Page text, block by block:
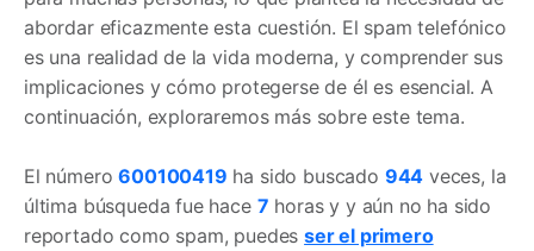
abordar eficazmente esta cuestión. El spam telefónico
es una realidad de la vida moderna, y comprender sus
implicaciones y cómo protegerse de él es esencial. A
continuación, exploraremos más sobre este tema.
El número600100419 ha sido buscado 944 veces, la
última búsqueda fue hace 7 horas y y aún no ha sido
reportado como spam, puedesser el primero